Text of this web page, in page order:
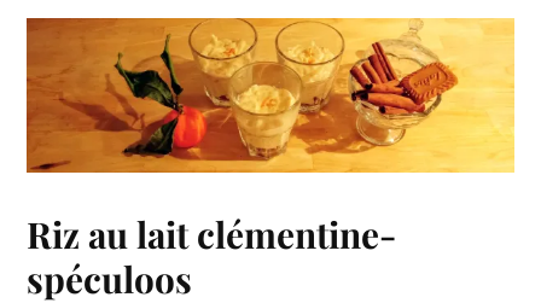
Riz au lait clémentine-
spéculoos